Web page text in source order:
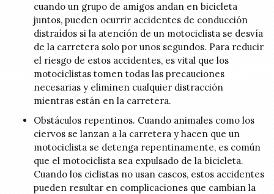
cuando un grupo de amigos andan en bicicleta
juntos, pueden ocurrir accidentes de conducción
distraídos si la atención de un motociclista se desvía
de la carretera solo por unos segundos. Para reducir
el riesgo de estos accidentes, es vital que los
motociclistas tomen todas las precauciones
necesarias y eliminen cualquier distracción
mientras están en la carretera.
Obstáculos repentinos. Cuando animales como los
ciervos se lanzan a la carretera y hacen que un
motociclista se detenga repentinamente, es común
que el motociclista sea expulsado de la bicicleta.
Cuando los ciclistas no usan cascos, estos accidentes
pueden resultar en complicaciones que cambian la